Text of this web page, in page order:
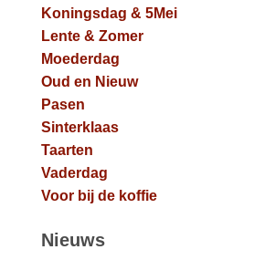
Koningsdag & 5Mei
Lente & Zomer
Moederdag
Oud en Nieuw
Pasen
Sinterklaas
Taarten
Vaderdag
Voor bij de koffie
Nieuws